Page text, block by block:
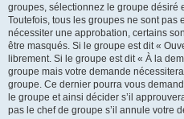
groupes, sélectionnez le groupe désiré
Toutefois, tous les groupes ne sont pas
nécessiter une approbation, certains
être masqués. Si le groupe est dit «
librement. Si le groupe est dit « À la
groupe mais votre demande
groupe. Ce dernier pourra vous
le groupe et ainsi décider s’il
pas le chef de groupe s’il annule votre